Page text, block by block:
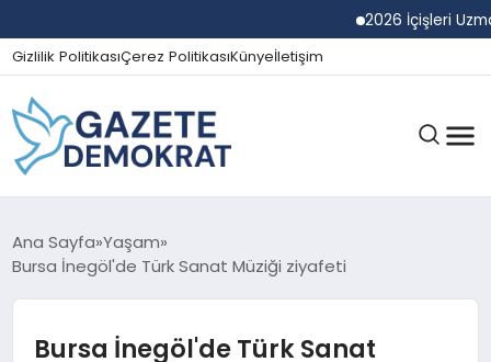
2026 İçişleri Uzman
Gizlilik PolitikasıÇerez PolitikasıKünyeİletişim
GÜNDEM
Ana Sayfa Yaşam
Bursa İnegöl'de Türk Sanat Müziği ziyafeti
Bursa İnegöl'de Türk Sanat